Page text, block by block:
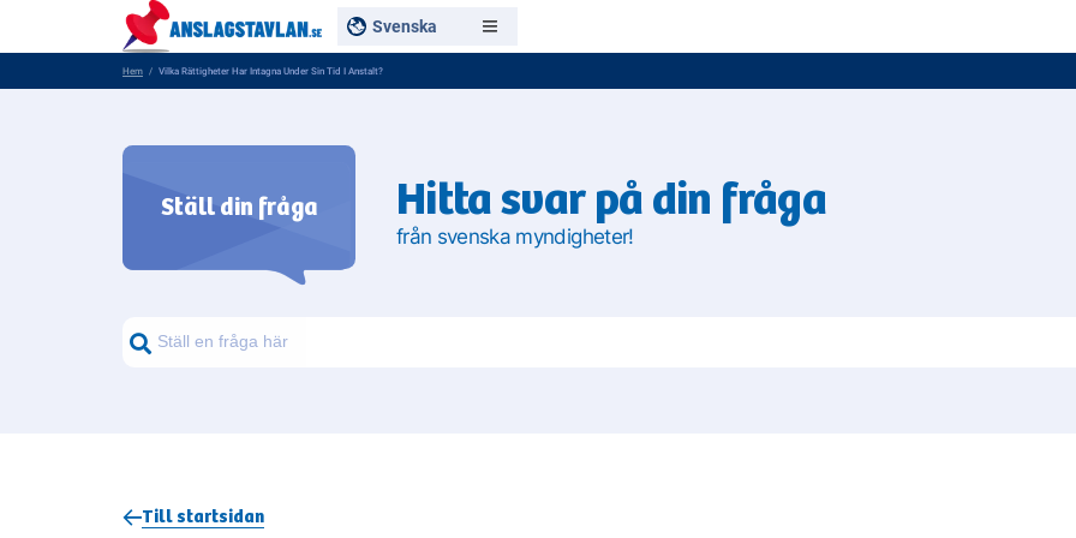
Svenska
Hem Vilka Rättigheter Har Intagna Under Sin Tid I Anstalt?
Ställ din fråga Hitta svar på din fråga
från svenska myndigheter!
Sök
Sök frågor om myndigheter
Till startsidan